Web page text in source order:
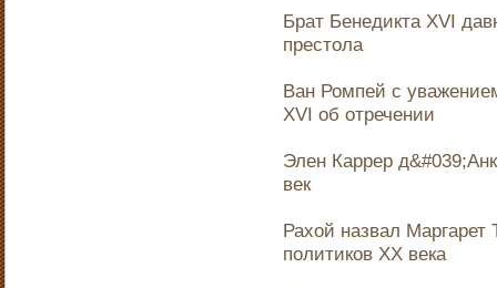
Брат Бенедикта XVI
престола
Ван Ромпей с
XVI об отречении
Элен Каррер
век
Рахой назвал
политиков XX века